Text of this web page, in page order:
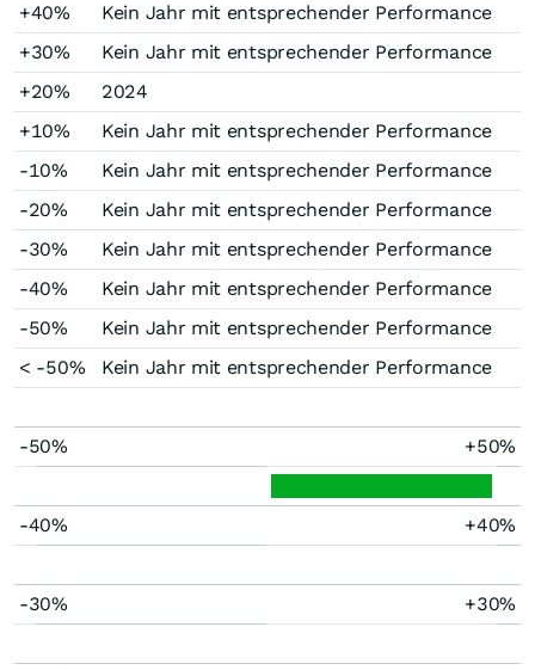
+40%
Kein Jahr mit entsprechender Performance
+30%
Kein Jahr mit entsprechender Performance
+20%
2024
+10%
Kein Jahr mit entsprechender Performance
-10%
Kein Jahr mit entsprechender Performance
-20%
Kein Jahr mit entsprechender Performance
-30%
Kein Jahr mit entsprechender Performance
-40%
Kein Jahr mit entsprechender Performance
-50%
Kein Jahr mit entsprechender Performance
< -50%
Kein Jahr mit entsprechender Performance
-50% +50%
-40% +40%
-30% +30%